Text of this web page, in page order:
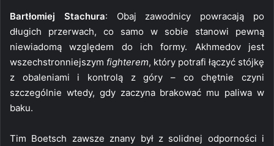
Bartłomiej Stachura: Obaj zawodnicy powracają po
długich przerwach, co samo w sobie stanowi pewną
niewiadomą względem do ich formy. Akhmedov jest
wszechstronniejszym fighterem, który potrafi łączyć stójkę
z obaleniami i kontrolą z góry – co chętnie czyni
szczególnie wtedy, gdy zaczyna brakować mu paliwa w
baku.
Tim Boetsch zawsze znany był z solidnej odporności i